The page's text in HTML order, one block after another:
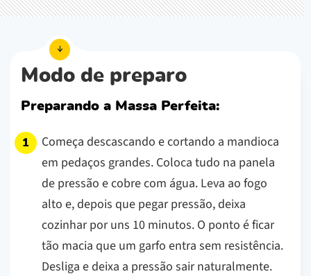
Modo de preparo
Preparando a Massa Perfeita:
Começa descascando e cortando a mandioca
em pedaços grandes. Coloca tudo na panela
de pressão e cobre com água. Leva ao fogo
alto e, depois que pegar pressão, deixa
cozinhar por uns 10 minutos. O ponto é ficar
tão macia que um garfo entra sem resistência.
Desliga e deixa a pressão sair naturalmente.